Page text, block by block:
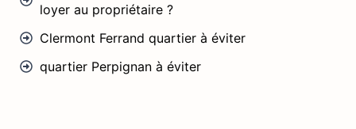
loyer au propriétaire ?
Clermont Ferrand quartier à éviter
quartier Perpignan à éviter